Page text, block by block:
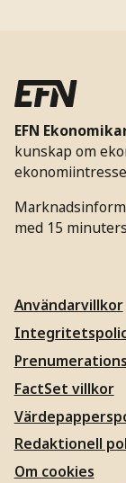
EFN
kunskap om
med 15
Användarvillkor
FactSet villkor
Redaktionell
Om cookies